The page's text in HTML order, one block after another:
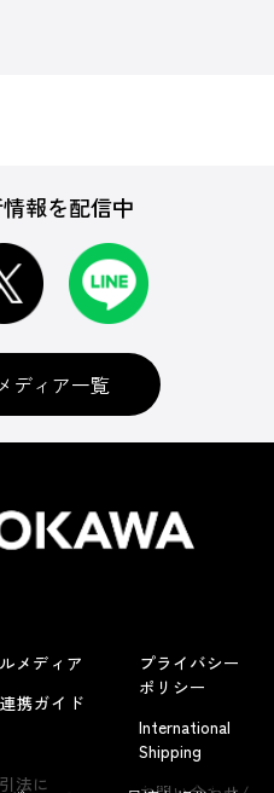
よくあるお問い合わせ
報を配信中
ディア一覧
メディア
携ガイド
法に
プライバシー
ポリシー
International
Shipping